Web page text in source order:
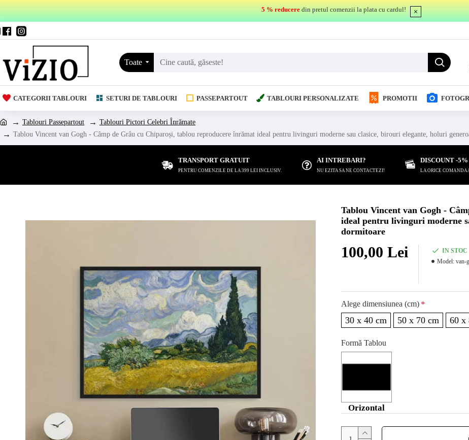
5 % reducere din pretul comenzii la plata cu cardul!
Toate
CATEGORII TABLOURI SETURI DE TABLOURI PASSEPARTOUT TABLOURI PERSONALIZATE PROMOTII
Tablouri Passepartout
Tablouri Pictori Celebri Înrămate
Tablou Vincent van Gogh - Câmp de Grâu cu Chiparoși, tablou reproducere înrămat ideal pentru livinguri moderne sau clasice, birouri elegante, holuri
TRANSPORT GRATUIT
PENTRU COMENZILE DE LA 399 LEI INCLUSIV.
AI INTREBARI?
NU EZITA SA NE CONTACTEZI!
DISCOUNT -5%
LA ORICE COMANDA
Tablou Vincent van Gogh -
ideal pentru livinguri moderne
dormitoare
100,00 Lei
IN STOC
Model: van-
Alege dimensiunea (cm)
30 x 40 cm 50 x 70 cm 60 x
Formă Tablou
Orizontal